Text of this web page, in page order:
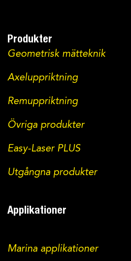
Produkter
Geometrisk mätteknik
Axeluppriktning
Remuppriktning
Övriga produkter
Easy-Laser PLUS
Utgångna produkter
Applikationer
Marina applikationer